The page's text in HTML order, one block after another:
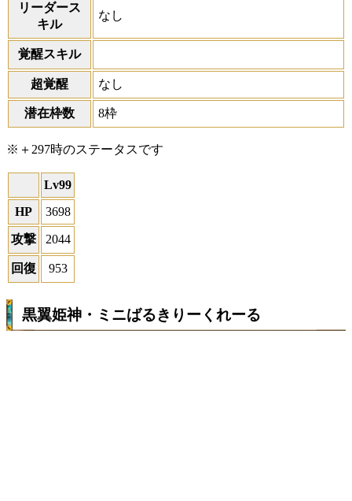
リーダース
キル
なし
覚醒スキル
超覚醒 なし
潜在枠数 8枠
※＋297時のステータスです
Lv99
HP
3698
攻撃 2044
回復 953
黒翼姫神・ミニばるきりーくれーる